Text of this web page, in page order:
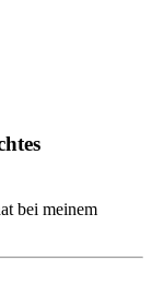
bei meinem